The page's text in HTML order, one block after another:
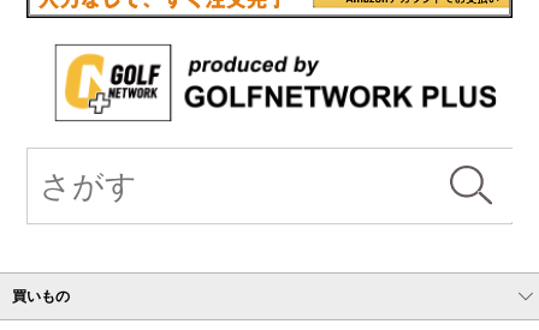
買いもの